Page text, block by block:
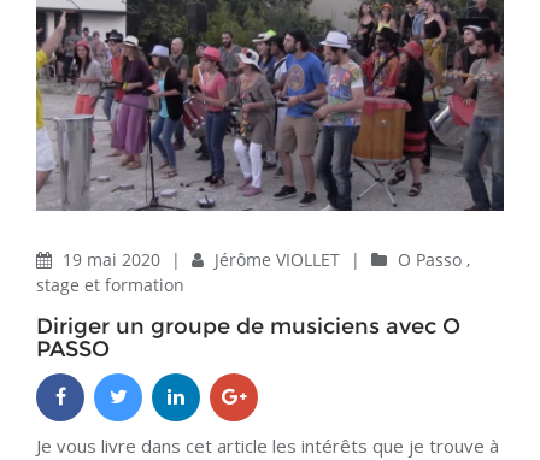
19 mai 2020 | Jérôme VIOLLET | O Passo ,
stage et formation
Diriger un groupe de musiciens avec O
PASSO
Je vous livre dans cet article les intérêts que je trouve à